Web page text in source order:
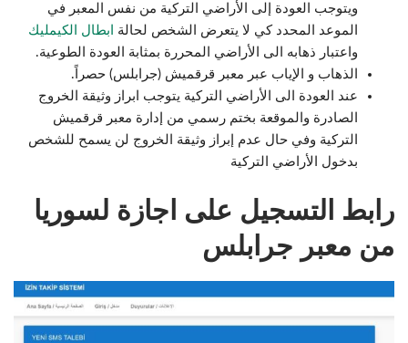
ويتوجب العودة إلى الأراضي التركية من نفس المعبر في
الموعد المحدد كي لا يتعرض الشخص لحالة
ابطال الكيمليك
واعتبار ذهابه الى الأراضي المحررة بمثابة العودة الطوعية.
الذهاب و الإياب عبر معبر قرقميش (جرابلس) حصراً.
عند العودة الى الأراضي التركية يتوجب ابراز وثيقة الخروج
الصادرة والموقعة بختم رسمي من إدارة معبر قرقميش
التركية وفي حال عدم إبراز وثيقة الخروج لن يسمح للشخص
بدخول الأراضي التركية
رابط التسجيل على اجازة لسوريا
من معبر جرابلس